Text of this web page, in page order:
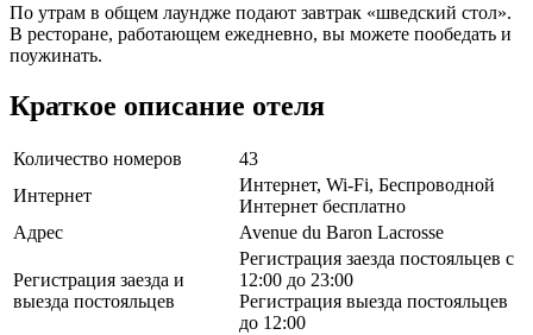
По утрам в общем лаундже подают завтрак «шведский стол».
В ресторане, работающем ежедневно, вы можете пообедать и
поужинать.
Краткое описание отеля
Количество номеров
43
Интернет
Интернет, Wi-Fi, Беспроводной
Интернет бесплатно
Адрес
Avenue du Baron Lacrosse
Регистрация заезда и
выезда постояльцев
Регистрация заезда постояльцев с
12:00 до 23:00
Регистрация выезда постояльцев
до 12:00